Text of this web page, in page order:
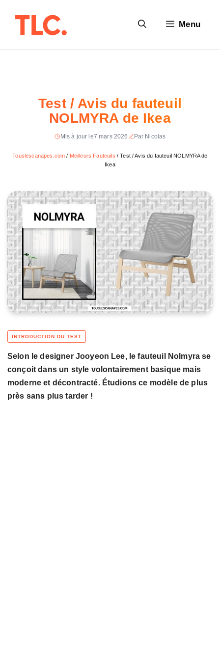
Menu
Test / Avis du fauteuil
NOLMYRA de Ikea
Mis à jour le7 mars 2026 Par Nicolas
Touslescanapes.com / Meilleurs Fauteuils /Test / Avis du fauteuil NOLMYRA de
Ikea
Selon le designer Jooyeon Lee, le fauteuil Nolmyra se
conçoit dans un style volontairement basique mais
moderne et décontracté. Étudions ce modèle de plus
près sans plus tarder !